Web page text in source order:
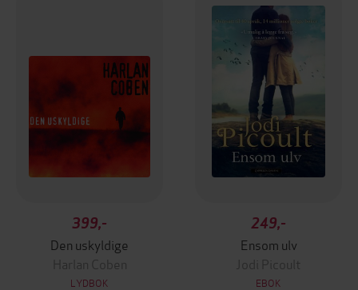
399,-
Den uskyldige
Harlan Coben
LYDBOK
249,-
Ensom ulv
Jodi Picoult
EBOK